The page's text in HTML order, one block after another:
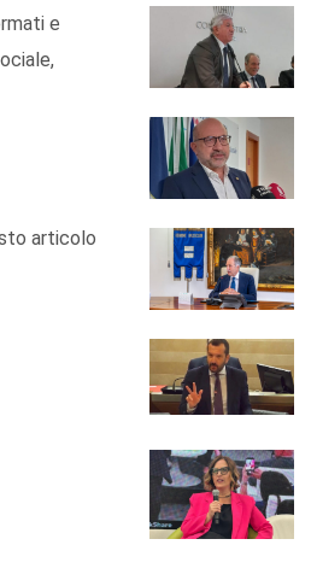
e
articolo